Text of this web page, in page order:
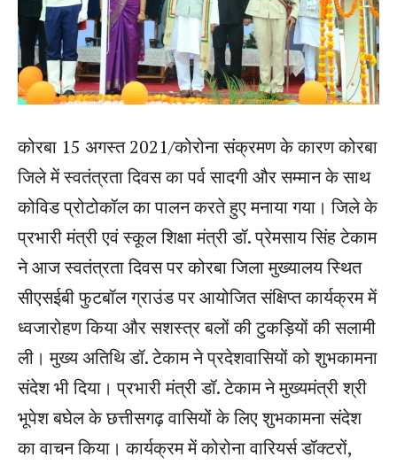
कोरबा 15 अगस्त 2021/कोरोना संक्रमण के कारण कोरबा
जिले में स्वतंत्रता दिवस का पर्व सादगी और सम्मान के साथ
कोविड प्रोटोकॉल का पालन करते हुए मनाया गया। जिले के
प्रभारी मंत्री एवं स्कूल शिक्षा मंत्री डॉ. प्रेमसाय सिंह टेकाम
ने आज स्वतंत्रता दिवस पर कोरबा जिला मुख्यालय स्थित
सीएसईबी फुटबॉल ग्राउंड पर आयोजित संक्षिप्त कार्यक्रम में
ध्वजारोहण किया और सशस्त्र बलों की टुकड़ियों की सलामी
ली। मुख्य अतिथि डॉ. टेकाम ने प्रदेशवासियों को शुभकामना
संदेश भी दिया। प्रभारी मंत्री डॉ. टेकाम ने मुख्यमंत्री श्री
भूपेश बघेल के छत्तीसगढ़ वासियों के लिए शुभकामना संदेश
का वाचन किया। कार्यक्रम में कोरोना वारियर्स डॉक्टरों,